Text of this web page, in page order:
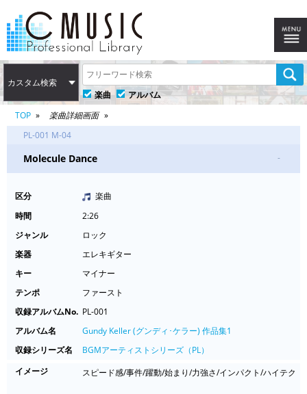
カスタム検索
楽曲
アルバム
TOP
楽曲詳細画面
PL-001 M-04
Molecule Dance -
区分
楽曲
時間
2:26
ジャンル
ロック
楽器
エレキギター
キー
マイナー
テンポ
ファースト
収録アルバムNo. PL-001
アルバム名
Gundy Keller (グンディ･ケラー) 作品集1
収録シリーズ名
BGMアーティストシリーズ（PL）
イメージ
スピード感/事件/躍動/始まり/力強さ/インパクト/ハイテク